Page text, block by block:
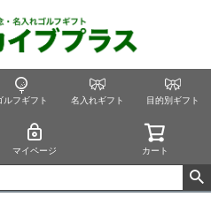
ルフギフト 名入れギフト 目的別ギフト
マイページ カート